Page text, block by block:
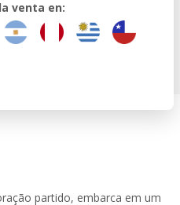
venta en:
partido, embarca em um